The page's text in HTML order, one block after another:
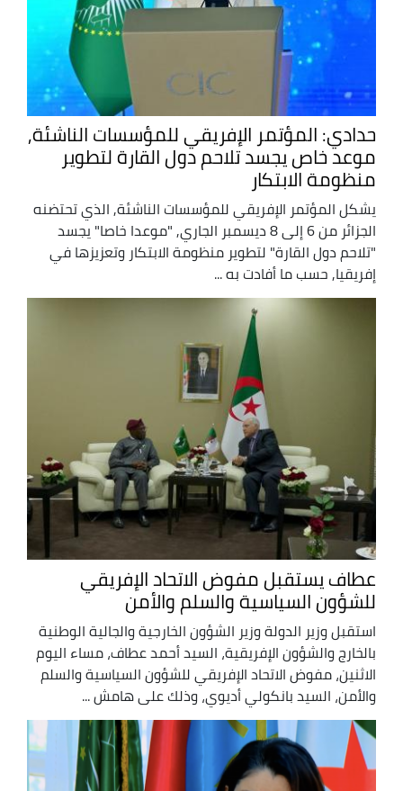
حدادي: المؤتمر الإفريقي للمؤسسات الناشئة,
موعد خاص يجسد تلاحم دول القارة لتطوير
منظومة الابتكار
يشكل المؤتمر الإفريقي للمؤسسات الناشئة, الذي تحتضنه
الجزائر من 6 إلى 8 ديسمبر الجاري, "موعدا خاصا" يجسد
"تلاحم دول القارة" لتطوير منظومة الابتكار وتعزيزها في
إفريقيا, حسب ما أفادت به ...
عطاف يستقبل مفوض الاتحاد الإفريقي
للشؤون السياسية والسلم والأمن
استقبل وزير الدولة وزير الشؤون الخارجية والجالية الوطنية
بالخارج والشؤون الإفريقية، السيد أحمد عطاف، مساء اليوم
الاثنين، مفوض الاتحاد الإفريقي للشؤون السياسية والسلم
والأمن، السيد بانكولي أديوي، وذلك على هامش ...